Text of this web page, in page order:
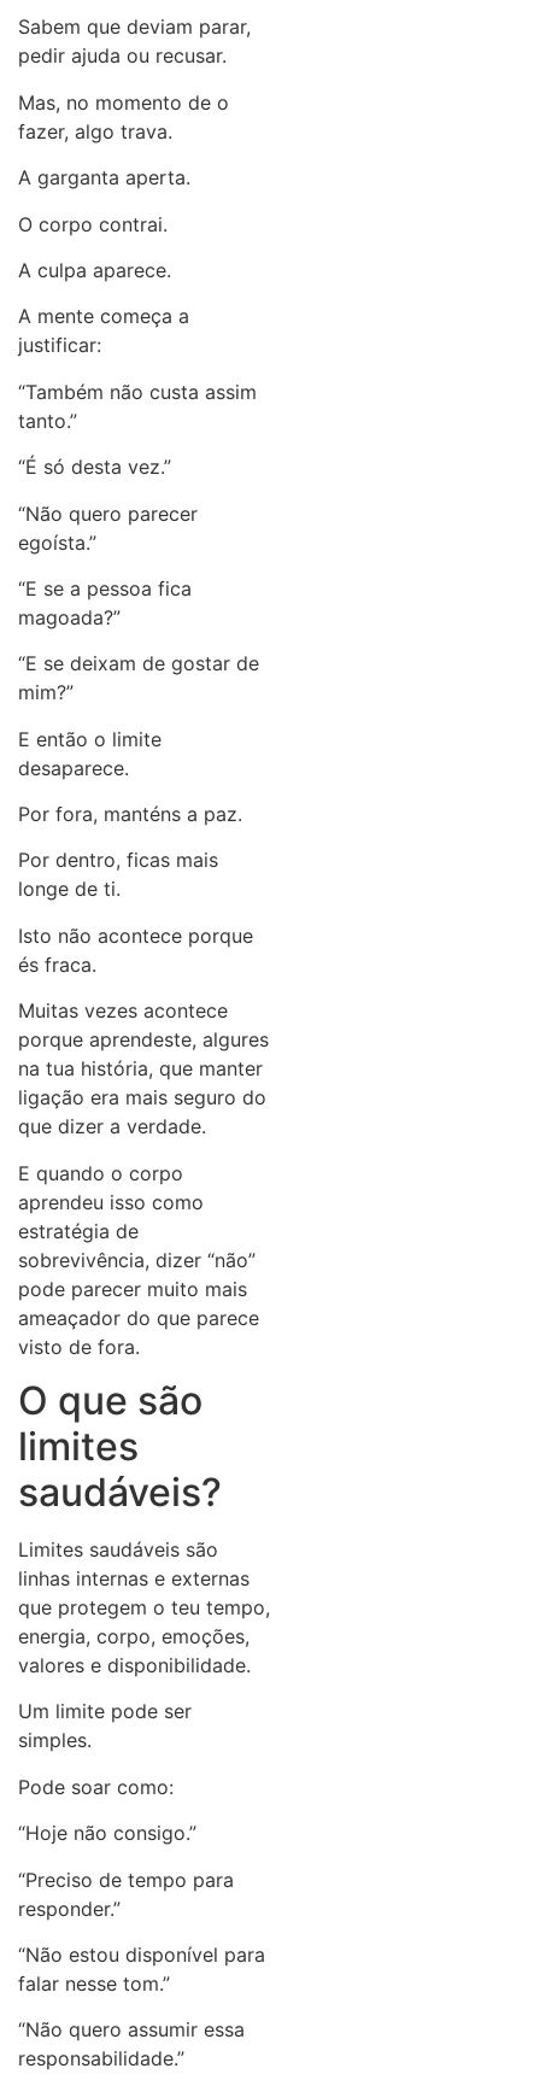
Sabem que deviam parar,
pedir ajuda ou recusar.
Mas, no momento de o
fazer, algo trava.
A garganta aperta.
O corpo contrai.
A culpa aparece.
A mente começa a
justificar:
“Também não custa assim
tanto.”
“É só desta vez.”
“Não quero parecer
egoísta.”
“E se a pessoa fica
magoada?”
“E se deixam de gostar de
mim?”
E então o limite
desaparece.
Por fora, manténs a paz.
Por dentro, ficas mais
longe de ti.
Isto não acontece porque
és fraca.
Muitas vezes acontece
porque aprendeste, algures
na tua história, que manter
ligação era mais seguro do
que dizer a verdade.
E quando o corpo
aprendeu isso como
estratégia de
sobrevivência, dizer “não”
pode parecer muito mais
ameaçador do que parece
visto de fora.
O que são
limites
saudáveis?
Limites saudáveis são
linhas internas e externas
que protegem o teu tempo,
energia, corpo, emoções,
valores e disponibilidade.
Um limite pode ser
simples.
Pode soar como:
“Hoje não consigo.”
“Preciso de tempo para
responder.”
“Não estou disponível para
falar nesse tom.”
“Não quero assumir essa
responsabilidade.”